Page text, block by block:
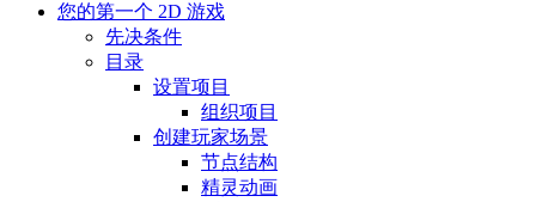
您的第一个 2D 游戏
先决条件
目录
设置项目
组织项目
创建玩家场景
节点结构
精灵动画